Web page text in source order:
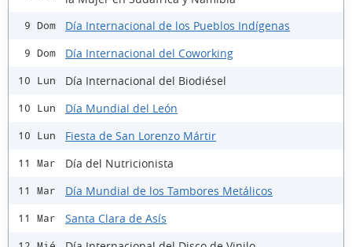
9 Dom Día Internacional de los Pueblos Indígenas
9 Dom Día Internacional del Coworking
10 Lun Día Internacional del Biodiésel
10 Lun Día Mundial del León
10 Lun Fiesta de San Lorenzo Mártir
11 Mar Día del Nutricionista
11 Mar Día Mundial de los Tambores Metálicos
11 Mar Santa Clara de Asís